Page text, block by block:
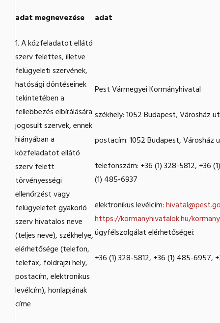
adat megnevezése
adat
1. A közfeladatot ellátó
szerv felettes, illetve
felügyeleti szervének,
hatósági döntéseinek
tekintetében a
fellebbezés elbírálására
jogosult szervek, ennek
hiányában a
közfeladatot ellátó
szerv felett
törvényességi
ellenőrzést vagy
felügyeletet gyakorló
szerv hivatalos neve
(teljes neve), székhelye,
elérhetősége (telefon,
telefax, földrajzi hely,
postacím, elektronikus
levélcím), honlapjának
címe
Pest Vármegyei Kormányhivatal
székhely: 1052 Budapest, Városház
postacím: 1052 Budapest, Városház
telefonszám: +36 (1) 328-5812, +36
(1) 485-6937
elektronikus levélcím:
https://kormanyhivatalok.hu/
ügyfélszolgálat elérhetőségei:
+36 (1) 328-5812, +36 (1) 485-6957,